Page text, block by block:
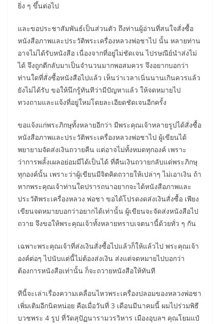
ยิ่ง ๆ ขึ้นต่อไป
และขอประชาสัมพันธ์เป็นส่วนตัว ถึงท่านผู้อ่านที่สนใจสั่งซื้อ
หนังสือภาพและประวัติพระเครื่องหลวงพ่อชาไป นั้น หลายท่าน
อาจไม่ได้รับหนังสือ เนื่องจากที่อยู่ไม่ชัดเจน ไปรษณีย์นำส่งไม่
ได้ จึงถูกตีกลับมาเป็นจำนวนมากพอสมควร จึงอยากบอกว่า
ท่านใดที่สั่งซื้อหนังสือไปแล้ว เห็นว่าเวลาเนิ่นนานเกินควรแล้ว
ยังไม่ได้รับ ขอให้นึกรู้ทันทีว่ามีปัญหาแล้ว ให้จดหมายไป
ทวงถามและแจ้งที่อยู่ใหม่โดยละเอียดชัดเจนอีกครั้ง
ขอแจ้งแก่พระภิกษุทั้งหลายอีกว่า มีพระคุณเจ้าหลายรูปได้สั่งซื้อ
หนังสือภาพและประวัติพระเครื่องหลวงพ่อชาไป ผู้เขียนได้
พยายามจัดส่งเงินถวายคืน แต่อาจไม่ทั้งหมดทุกองค์ เพราะ
ว่าการพลั้งเผลอย่อมมีได้เป็นได้ ที่คืนเงินถวายกลับแด่พระภิกษุ
ทุกองค์นั้น เพราะว่าผู้เขียนมีจิตคิดถวายให้เปล่าๆ ไม่เอาเงิน ถ้า
หากพระคุณเจ้าท่านใดปรารถนาอยากจะได้หนังสือภาพและ
ประวัติพระเครื่องหลวง พ่อชา ขอได้โปรดงดส่งเงินสั่งซื้อ เพียง
เขียนจดหมายบอกว่าอยากได้เท่านั้น ผู้เขียนจะจัดส่งหนังสือไป
ถวาย จึงขอให้พระคุณเจ้าทั้งหลายทราบเจตนานี้ด้วยทั่ว ๆ กัน
เฉพาะพระคุณเจ้าที่ส่งเงินสั่งซื้อไปแล้วก็ให้แล้วไป พระคุณเจ้า
องค์ต่อๆ ไปนับแต่นี้ไม่ต้องส่งเงิน ส่งแต่จดหมายไปบอกว่า
ต้องการหนังสือเท่านั้น ก็จะถวายหนังสือให้ทันที
ทีนี้จะเล่าเรื่องความเคลื่อนไหวพระเครื่องปลอมของหลวงพ่อชา
เพิ่มเติมอีกนิดหน่อย คือเมื่อวันที่ 3 เดือนมีนาคมนี้ ผมไปร่วมพิธี
บวชพระ 4 รูป ที่วัดสุปัฏนารามวรวิหาร เมืองอุบลฯ คุณโยมแป๋